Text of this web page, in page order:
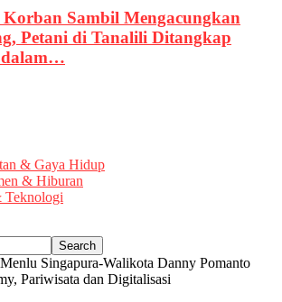
Sambil Mengacungkan
Petani di Tanalili Ditangkap
dalam…
& Gaya Hidup
& Hiburan
Teknologi
Menlu Singapura-Walikota Danny Pomanto
Pariwisata dan Digitalisasi